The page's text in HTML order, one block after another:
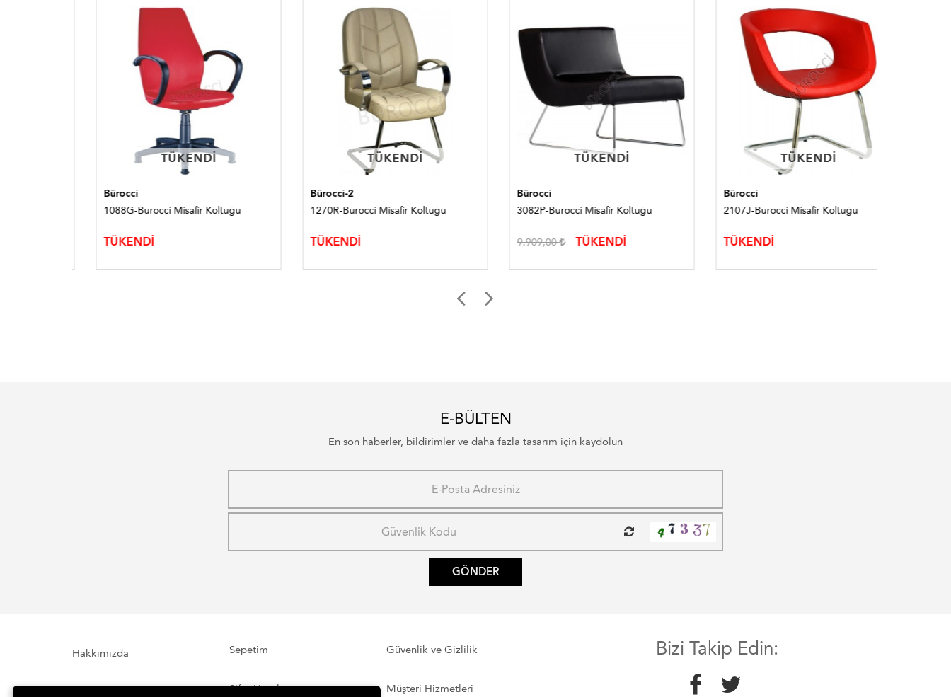
TÜKENDI
TÜKENDI
Bürocci
1088G-Bürocci Misafir Koltuğu
TÜKENDİ
TÜKENDI
TÜKENDI
Bürocci-2
1270R-Bürocci Misafir Koltuğu
TÜKENDİ
TÜKENDI
TÜKENDI
Bürocci
3082P-Bürocci Misafir Koltuğu
9.909,00 TÜKENDİ
TÜKENDI
TÜKENDI
Bürocci
2107J-Bürocci Misafir Koltuğu
TÜKENDİ
E-BÜLTEN
En son haberler, bildirimler ve daha fazla tasarım için kaydolun
GÖNDER
Hakkımızda Sepetim
Şifre Hatırlatma
Güvenlik ve Gizlilik
Müşteri Hizmetleri
Bizi Takip Edin: